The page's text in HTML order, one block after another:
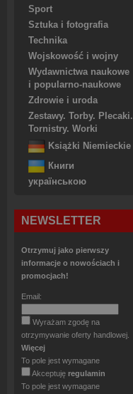
Sport
Sztuka i fotografia
Technika
Wojskowość i wojny
Wydawnictwa naukowe
i popularno-naukowe
Zdrowie i uroda
Zestawy. Torby. Plecaki.
Tornistry. Worki
Książki Niemieckie
Книги
українською
NEWSLETTER
Otrzymuj jako pierwszy
informacje o nowościach i
promocjach!
Email:
Wyrażam zgodę na
otrzymywanie oferty handlowej.
Więcej
To pole jest wymagane
Akceptuję regulamin
To pole jest wymagane